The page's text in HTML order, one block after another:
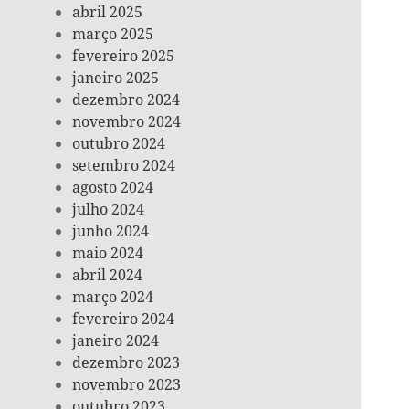
abril 2025
março 2025
fevereiro 2025
janeiro 2025
dezembro 2024
novembro 2024
outubro 2024
setembro 2024
agosto 2024
julho 2024
junho 2024
maio 2024
abril 2024
março 2024
fevereiro 2024
janeiro 2024
dezembro 2023
novembro 2023